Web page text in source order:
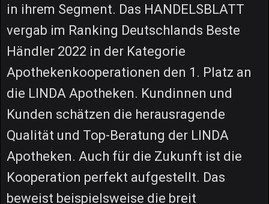
in ihrem Segment. Das HANDELSBLATT
vergab im Ranking Deutschlands Beste
Händler 2022 in der Kategorie
Apothekenkooperationen den 1. Platz an
die LINDA Apotheken. Kundinnen und
Kunden schätzen die herausragende
Qualität und Top-Beratung der LINDA
Apotheken. Auch für die Zukunft ist die
Kooperation perfekt aufgestellt. Das
beweist beispielsweise die breit